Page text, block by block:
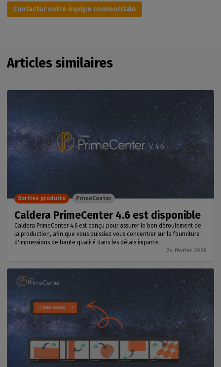
Contacter notre équipe commerciale
Articles similaires
Caldera PrimeCenter 4.6 est disponible
Caldera PrimeCenter 4.6 est conçu pour assurer le bon déroulement de
la production, afin que vous puissiez vous concentrer sur la fourniture
d'impressions de haute qualité dans les délais impartis.
24 février 2026
Sorties produits PrimeCenter